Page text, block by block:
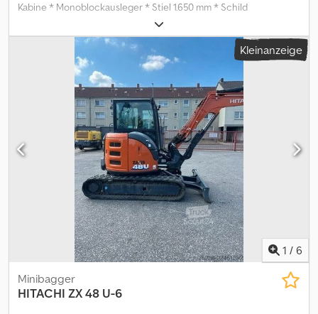
Kabine * Monoblockausleger * Stiel 1.650 mm * Schild
Cedpfozqztwsx Af Horf * A / C Verrohrung * ohne
Schnellwechsler
Kleinanzeige
1 / 6
Minibagger
HITACHI ZX 48 U-6